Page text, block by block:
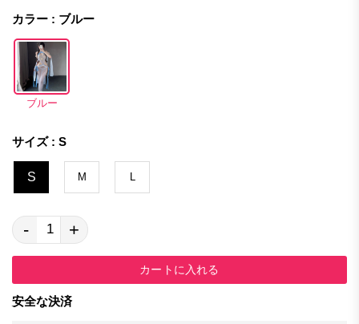
カラー : ブルー
ブルー
サイズ : S
S M
- +
カートに入れる
安全な決済